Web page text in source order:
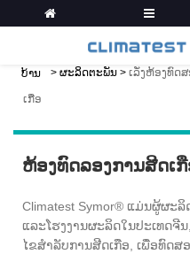
ບ້ານ > ຜະລິດຕະພັນ > ເລັ່ງຫ້ອງທົດ
ເກືອ
ຫ້ອງທົດລອງການສີດເ
Climatest Symor® ແມ່ນຜູ້ຜະ
ແລະໂຮງງານຜະລິດໃນປະເທດຈີ
ໄຂສໍາລັບການສີດເກືອ, ເພື່ອທົດ